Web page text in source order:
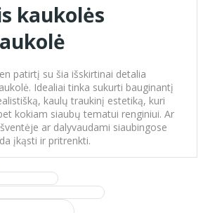
kaukolės
patirtį su šia išskirtinai detalia
Idealiai tinka sukurti bauginantį
kaulų traukinį estetiką, kuri
kokiam siaubų tematui renginiui. Ar
ar dalyvaudami siaubingose
įkąsti ir pritrenkti.